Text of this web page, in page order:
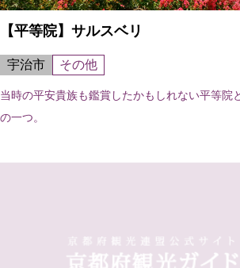
【平等院】サルスベリ
宇治市 その他
当時の平安貴族も鑑賞したかもしれない平等院
の一つ。